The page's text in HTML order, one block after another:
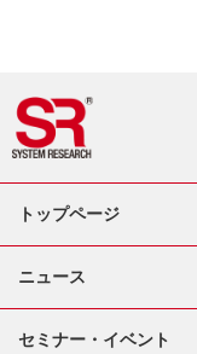
トップページ
ニュース
セミナー・イベント